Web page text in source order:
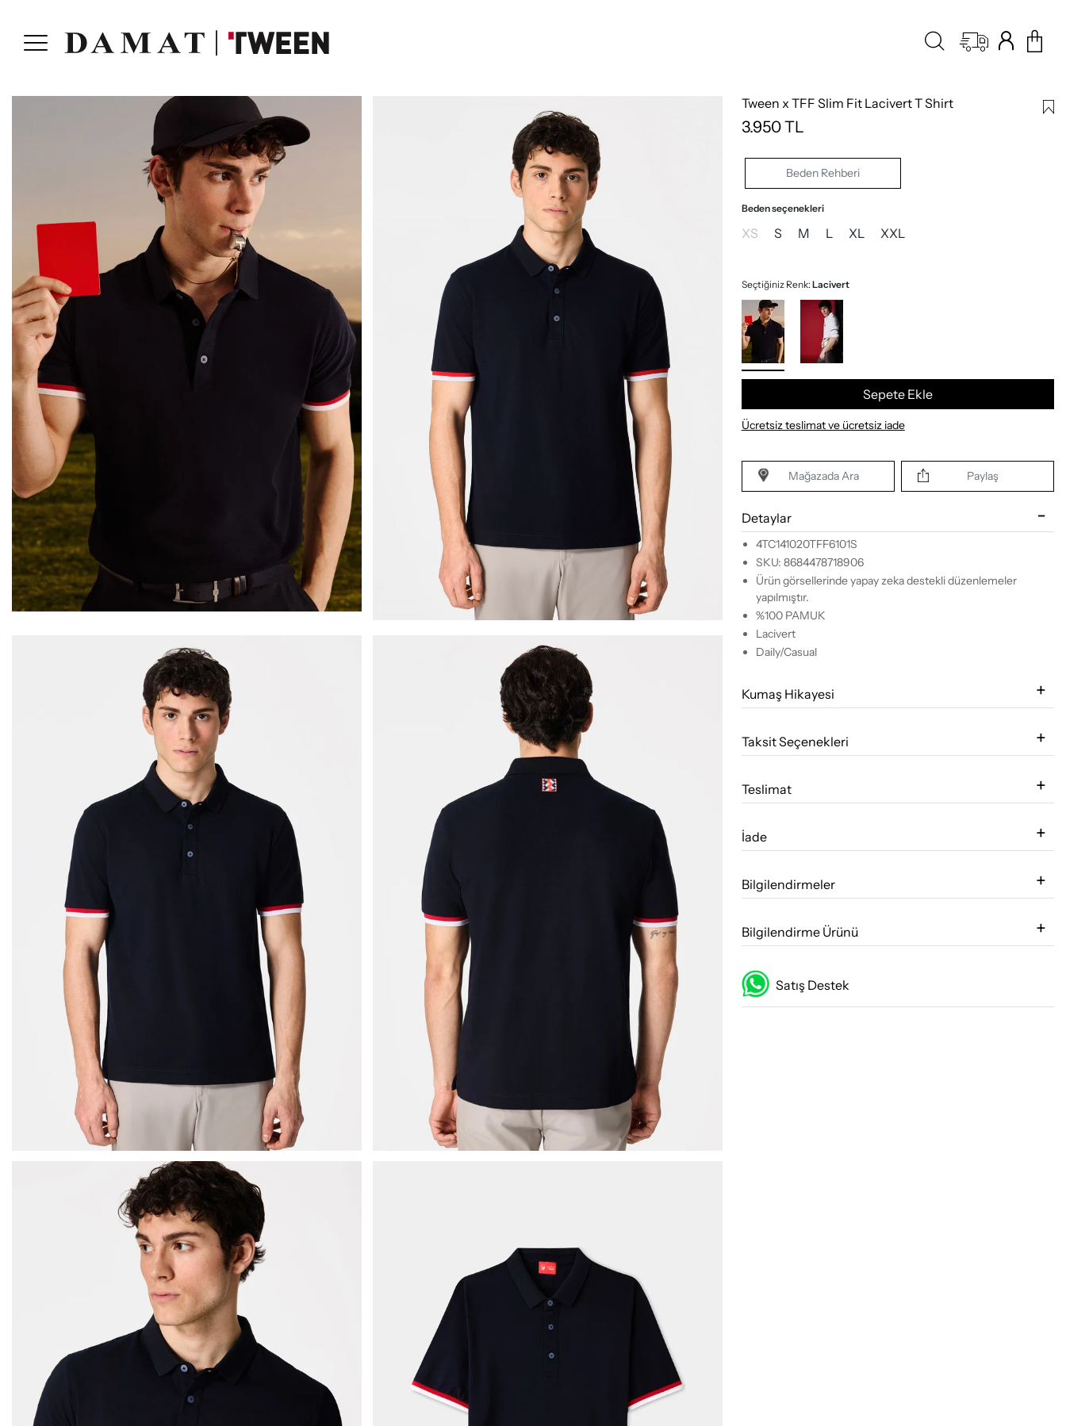
Tween x TFF Slim Fit Lacivert T Shirt
3.950TL
Beden Rehberi
Beden seçenekleri
XS S M L XL XXL
Seçtiğiniz Renk:Lacivert
Sepete Ekle
Ücretsiz teslimat ve ücretsiz iade
Mağazada Ara Paylaş
Detaylar
4TC141020TFF6101S
SKU: 8684478718906
Ürün görsellerinde yapay zeka destekli düzenlemeler
yapılmıştır.
%100 PAMUK
Lacivert
Daily/Casual
Kumaş Hikayesi
Taksit Seçenekleri
Teslimat
İade
Bilgilendirmeler
Bilgilendirme Ürünü
Satış Destek